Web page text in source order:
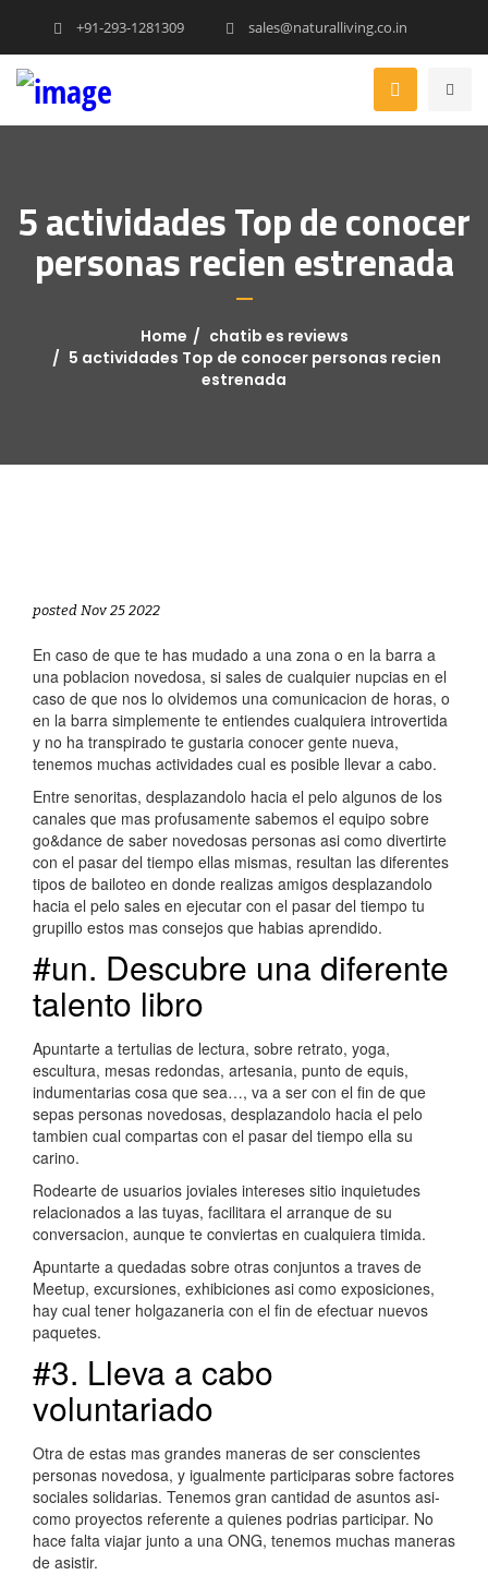
+91-293-1281309 sales@naturalliving.co.in
5 actividades Top de conocer
personas recien estrenada
Home
chatib es reviews
5 actividades Top de conocer personas recien
estrenada
posted Nov 25 2022
En caso de que te has mudado a una zona o en la barra a
una poblacion novedosa, si sales de cualquier nupcias en el
caso de que nos lo olvidemos una comunicacion de horas, o
en la barra simplemente te entiendes cualquiera introvertida
y no ha transpirado te gustaria conocer gente nueva,
tenemos muchas actividades cual es posible llevar a cabo.
Entre senoritas, desplazandolo hacia el pelo algunos de los
canales que mas profusamente sabemos el equipo sobre
go&dance de saber novedosas personas asi­ como divertirte
con el pasar del tiempo ellas mismas, resultan las diferentes
tipos de bailoteo en donde realizas amigos desplazandolo
hacia el pelo sales en ejecutar con el pasar del tiempo tu
grupillo estos mas consejos que habias aprendido.
#un. Descubre una diferente
talento libro
Apuntarte a tertulias de lectura, sobre retrato, yoga,
escultura, mesas redondas, artesania, punto de equis,
indumentarias cosa que sea…, va a ser con el fin de que
sepas personas novedosas, desplazandolo hacia el pelo
tambien cual compartas con el pasar del tiempo ella su
carino.
Rodearte de usuarios joviales intereses sitio inquietudes
relacionados a las tuyas, facilitara el arranque de su
conversacion, aunque te conviertas en cualquiera timida.
Apuntarte a quedadas sobre otras conjuntos a traves de
Meetup, excursiones, exhibiciones asi­ como exposiciones,
hay cual tener holgazaneria con el fin de efectuar nuevos
paquetes.
#3. Lleva a cabo
voluntariado
Otra de estas mas grandes maneras de ser conscientes
personas novedosa, y igualmente participaras sobre factores
sociales solidarias. Tenemos gran cantidad de asuntos asi­
como proyectos referente a quienes podrias participar. No
hace falta viajar junto a una ONG, tenemos muchas maneras
de asistir.